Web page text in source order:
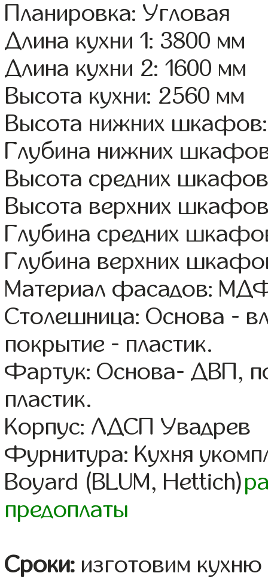
Планировка: Угловая
Длина кухни 1: 3800 мм
Длина кухни 2: 1600 мм
Высота кухни: 2560 мм
Высота нижних
Глубина нижних
Высота средних
Высота верхних
Глубина средних
Глубина верхних
Материал фасадов:
Столешница: Основа -
покрытие - пластик.
Фартук: Основа- ДВП,
пластик.
Корпус: ЛДСП Увадрев
Фурнитура: Кухня
Boyard (BLUM, Hettich)
предоплаты
Сроки: изготовим